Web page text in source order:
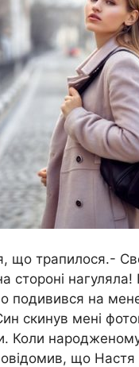
що трапилося.-
стороні
подивився на
скинув мені
народженому
що Настя